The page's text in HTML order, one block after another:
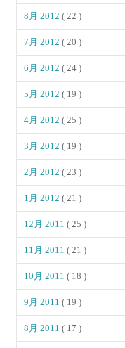
8月 2012( 22 )
7月 2012( 20 )
6月 2012( 24 )
5月 2012( 19 )
4月 2012( 25 )
3月 2012( 19 )
2月 2012( 23 )
1月 2012( 21 )
12月 2011( 25 )
11月 2011( 21 )
10月 2011( 18 )
9月 2011( 19 )
8月 2011( 17 )